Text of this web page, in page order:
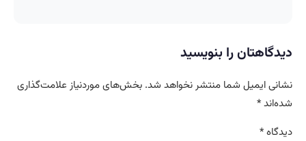
دیدگاهتان را بنویسید
نشانی ایمیل شما منتشر نخواهد شد. بخش‌های موردنیاز علامت‌گذاری
شده‌اند*
دیدگاه*